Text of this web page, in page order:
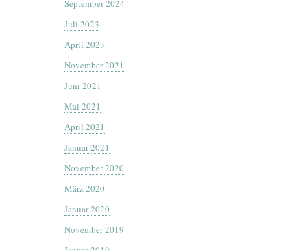
September 2024
Juli 2023
April 2023
November 2021
Juni 2021
Mai 2021
April 2021
Januar 2021
November 2020
März 2020
Januar 2020
November 2019